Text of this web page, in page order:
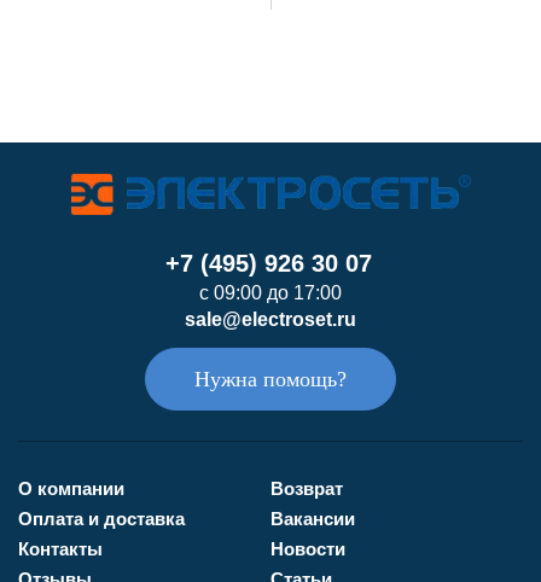
+7 (495) 926 30 07
с 09:00 до 17:00
sale@electroset.ru
Нужна помощь?
О компании
Оплата и доставка
Контакты
Возврат
Вакансии
Новости